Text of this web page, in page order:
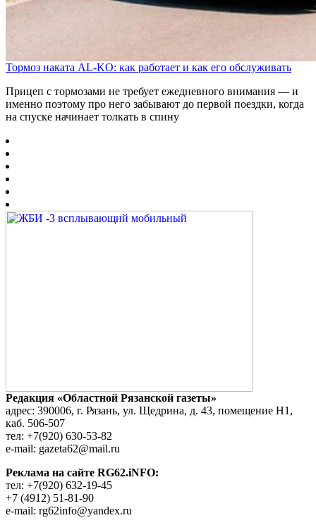
Тормоз наката AL-KO: как работает и как его обслуживать
Прицеп с тормозами не требует ежедневного внимания — и
именно поэтому про него забывают до первой поездки, когда
на спуске начинает толкать в спину
Редакция «Областной Рязанской газеты»
адрес: 390006, г. Рязань, ул. Щедрина, д. 43, помещение Н1,
каб. 506-507
тел: +7(920) 630-53-82
e-mail: gazeta62@mail.ru
Реклама на сайте RG62.iNFO:
тел: +7(920) 632-19-45
+7 (4912) 51-81-90
e-mail: rg62info@yandex.ru